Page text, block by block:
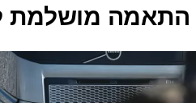
התאמה מושלמת